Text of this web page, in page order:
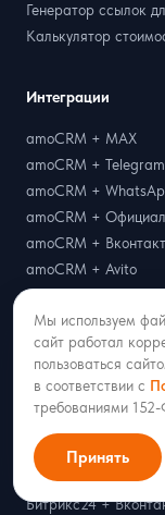
Интеграции
amoCRM + MAX
amoCRM + Telegram
amoCRM +
amoCRM +
amoCRM +
amoCRM + Avito
amoCRM +
amoCRM + bePaid
amoCRM +
amoCRM + ЮKassa
Битрикс24 + MAX
Битрикс24 +
Битрикс24 +
Битрикс24 +
Генератор ссылок
Калькулятор
Мы используем
сайт работал
пользоваться
в соответствии с
требованиями
Принять